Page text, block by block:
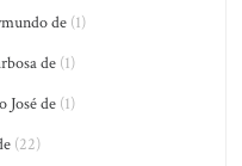
de (1)
de(1)
de(1)
(22)